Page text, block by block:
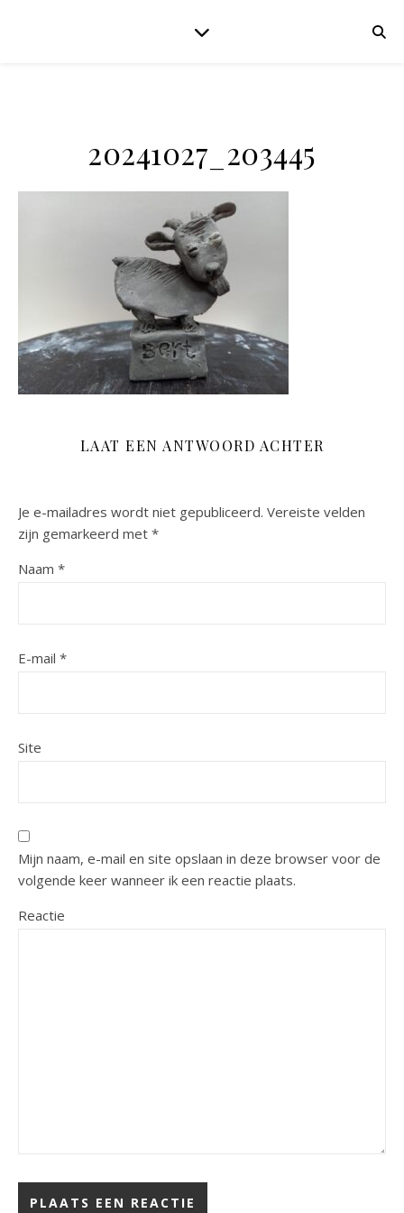
20241027_203445
LAAT EEN ANTWOORD ACHTER
Je e-mailadres wordt niet gepubliceerd. Vereiste velden
zijn gemarkeerd met *
Naam *
E-mail *
Site
Mijn naam, e-mail en site opslaan in deze browser voor de
volgende keer wanneer ik een reactie plaats.
Reactie